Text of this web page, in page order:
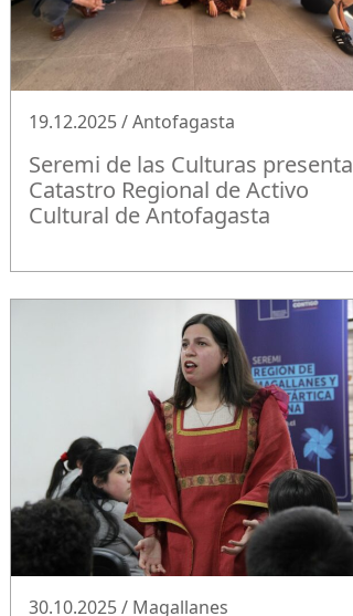
19.12.2025 / Antofagasta
Seremi de las Culturas presenta
Catastro Regional de Activo
Cultural de Antofagasta
30.10.2025 / Magallanes